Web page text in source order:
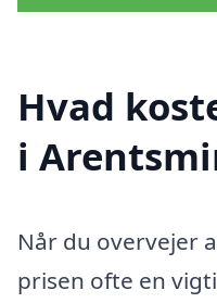
Hvad
i
Når du overvejer
prisen ofte en